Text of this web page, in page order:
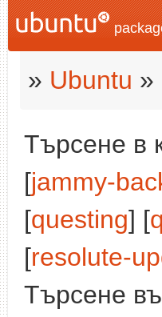
» Ubuntu »
Търсене в
[jammy-
[questing] [
[resolute-
Търсене